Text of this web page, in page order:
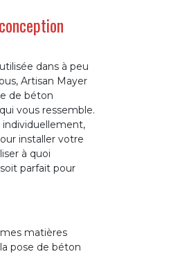
dans à peu
Artisan Mayer
de béton
vous ressemble.
individuellement,
installer votre
à quoi
parfait pour
matières
pose de béton